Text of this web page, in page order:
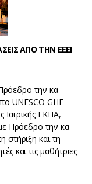
ΑΠΟ ΤΗΝ ΕΕΕΙ
την κα
UNESCO GHE-
Ιατρικής ΕΚΠΑ,
Πρόεδρο την κα
και τη
και τις μαθήτριες